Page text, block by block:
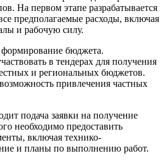
На первом этапе разрабатывается
предполагаемые расходы, включая
и рабочую силу.
бюджета.
в тендерах для получения
и региональных бюджетов.
привлечения частных
подача заявки на получение
необходимо предоставить
включая технико-
и планы по выполнению работ.